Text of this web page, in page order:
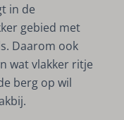
in de
gebied met
Daarom ook
wat vlakker ritje
berg op wil